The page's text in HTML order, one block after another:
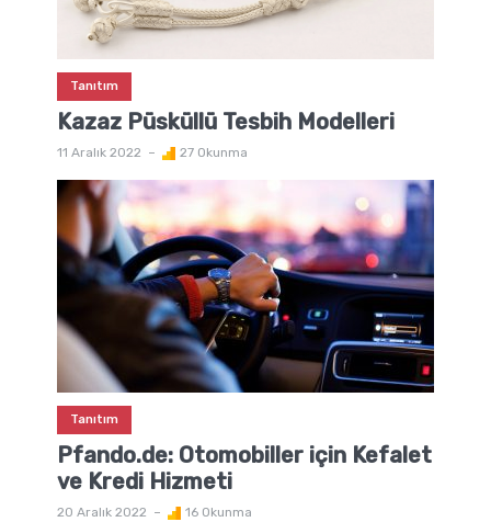
Tanıtım
Kazaz Püsküllü Tesbih Modelleri
11 Aralık 2022 27 Okunma
Tanıtım
Pfando.de: Otomobiller için Kefalet
ve Kredi Hizmeti
20 Aralık 2022 16 Okunma